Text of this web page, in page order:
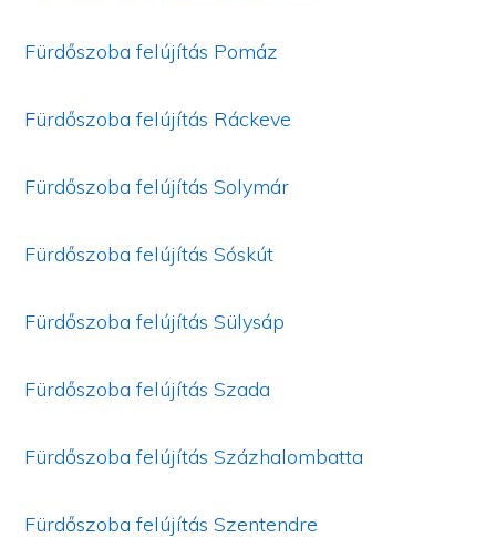
Fürdőszoba felújítás Pomáz
Fürdőszoba felújítás Ráckeve
Fürdőszoba felújítás Solymár
Fürdőszoba felújítás Sóskút
Fürdőszoba felújítás Sülysáp
Fürdőszoba felújítás Szada
Fürdőszoba felújítás Százhalombatta
Fürdőszoba felújítás Szentendre